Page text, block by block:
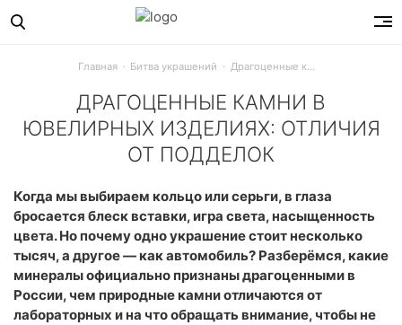
Главная Битва украшений
ДРАГОЦЕННЫЕ КАМНИ В
ЮВЕЛИРНЫХ ИЗДЕЛИЯХ: ОТЛИЧИЯ
ОТ ПОДДЕЛОК
Какие камни считаются драгоценными по закону РФ,
Когда мы выбираем кольцо или серьги, в глаза
бросается блеск вставки, игра света, насыщенность
цвета. Но почему одно украшение стоит несколько
тысяч, а другое — как автомобиль? Разберёмся, какие
минералы официально признаны драгоценными в
России, чем природные камни отличаются от
лабораторных и на что обращать внимание, чтобы не